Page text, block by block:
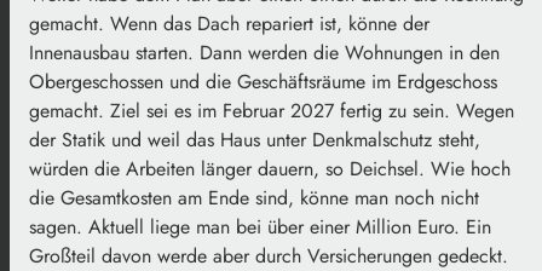
gemacht. Wenn das Dach repariert ist, könne der
Innenausbau starten. Dann werden die Wohnungen in den
Obergeschossen und die Geschäftsräume im Erdgeschoss
gemacht. Ziel sei es im Februar 2027 fertig zu sein. Wegen
der Statik und weil das Haus unter Denkmalschutz steht,
würden die Arbeiten länger dauern, so Deichsel. Wie hoch
die Gesamtkosten am Ende sind, könne man noch nicht
sagen. Aktuell liege man bei über einer Million Euro. Ein
Großteil davon werde aber durch Versicherungen gedeckt.